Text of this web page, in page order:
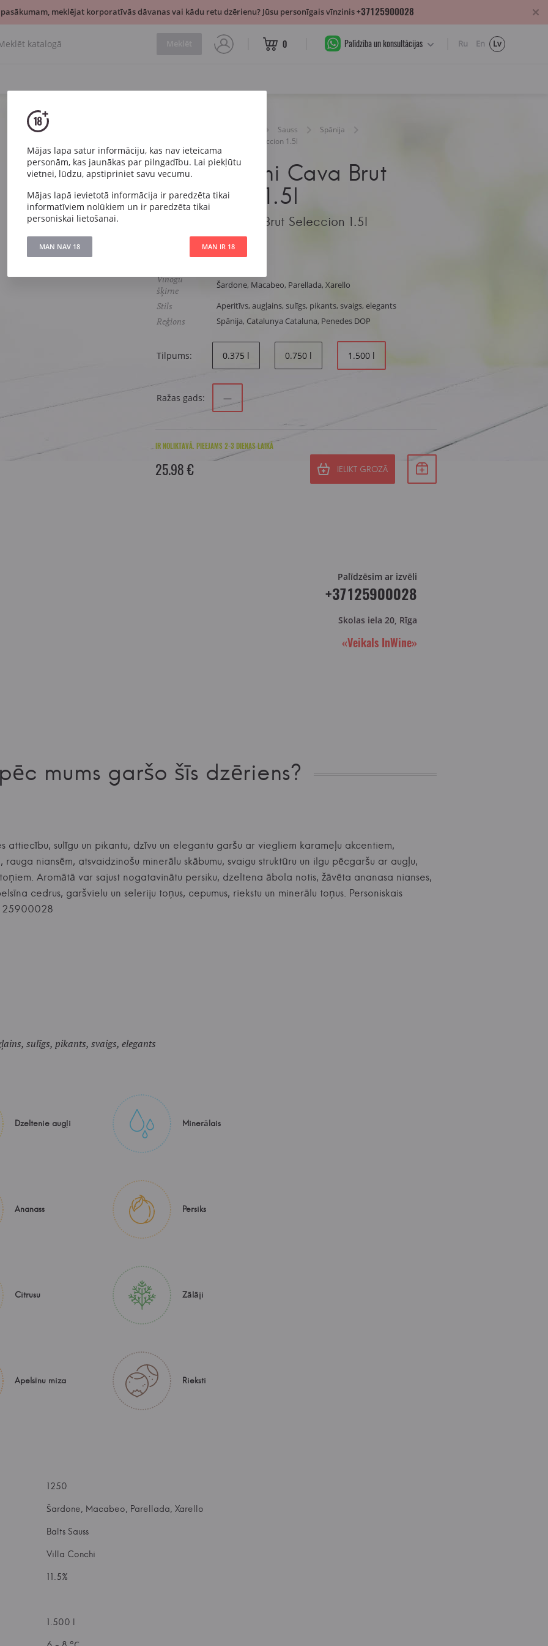
0 Palīdzība un konsultācijas Ru En Lv
Sauss
Spānija
Villa Conchi Cava Brut Seleccion 1.5l
Villa Conchi Cava Brut
Seleccion 1.5l
Villa Conchi Cava Brut Seleccion 1.5l
1250
Vīnogu
šķirne
Šardone, Macabeo, Parellada, Xarello
Stils Aperitīvs, augļains, sulīgs, pikants, svaigs, elegants
Reģions Spānija, Catalunya Cataluna, Penedes DOP
Tilpums: 0.375 l 0.750 l 1.500 l
Ražas gads: —
IR NOLIKTAVĀ. PIEEJAMS 2-3 DIENAS LAIKĀ
25.98 € IELIKT GROZĀ
Palīdzēsim ar izvēli
+37125900028
Skolas iela 20, Rīga
«Veikals InWine»
mums garšo šīs dzēriens?
attiecību, sulīgu un pikantu, dzīvu un elegantu garšu ar viegliem karameļu akcentiem,
niansēm, atsvaidzinošu minerālu skābumu, svaigu struktūru un ilgu pēcgaršu ar augļu,
Aromātā var sajust nogatavinātu persiku, dzeltena ābola notis, žāvēta ananasa nianses,
cedrus, garšvielu un seleriju toņus, cepumus, riekstu un minerālu toņus. Personiskais
25900028
sulīgs, pikants, svaigs, elegants
Dzeltenie augļi Minerālais
Ananass Persiks
Citrusu Zālāji
Apelsīnu miza Rieksti
1250
Šardone, Macabeo, Parellada, Xarello
Balts Sauss
Villa Conchi
11.5%
1.500 l
Mājas lapa satur informāciju, kas nav ieteicama
personām, kas jaunākas par pilngadību. Lai piekļūtu
vietnei, lūdzu, apstipriniet savu vecumu.
Mājas lapā ievietotā informācija ir paredzēta tikai
informatīviem nolūkiem un ir paredzēta tikai
personiskai lietošanai.
MAN NAV 18 MAN IR 18
meklējat korporatīvās dāvanas vai kādu retu dzērienu? Jūsu personīgais vīnzinis+37125900028